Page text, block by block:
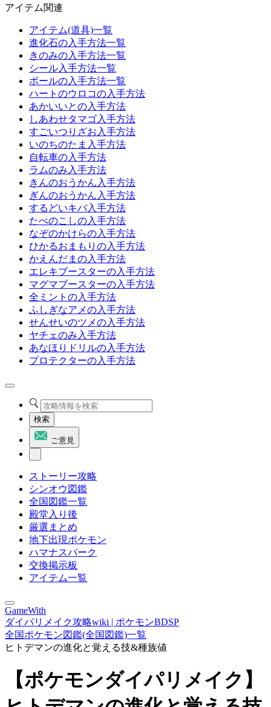
アイテム関連
アイテム(道具)一覧
進化石の入手方法一覧
きのみの入手方法一覧
シール入手方法一覧
ボールの入手方法一覧
ハートのウロコの入手方法
あかいいとの入手方法
しあわせタマゴ入手方法
すごいつりざお入手方法
いのちのたま入手方法
自転車の入手方法
ラムのみ入手方法
きんのおうかん入手方法
ぎんのおうかん入手方法
するどいキバ入手方法
たべのこしの入手方法
なぞのかけらの入手方法
ひかるおまもりの入手方法
かえんだまの入手方法
エレキブースターの入手方法
マグマブースターの入手方法
全ミントの入手方法
ふしぎなアメの入手方法
せんせいのツメの入手方法
ヤチェのみ入手方法
あなほりドリルの入手方法
プロテクターの入手方法
検索
ご意見
ストーリー攻略
シンオウ図鑑
全国図鑑一覧
殿堂入り後
厳選まとめ
地下出現ポケモン
ハマナスパーク
交換掲示板
アイテム一覧
GameWith
ダイパリメイク攻略wiki | ポケモンBDSP
全国ポケモン図鑑(全国図鑑)一覧
ヒトデマンの進化と覚える技&種族値
【ポケモンダイパリメイク】